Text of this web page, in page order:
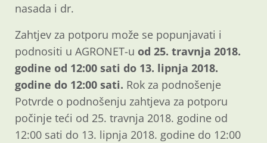
nasada i dr.
Zahtjev za potporu može se popunjavati i
podnositi u AGRONET-u od 25. travnja 2018.
godine od 12:00 sati do 13. lipnja 2018.
godine do 12:00 sati. Rok za podnošenje
Potvrde o podnošenju zahtjeva za potporu
počinje teći od 25. travnja 2018. godine od
12:00 sati do 13. lipnja 2018. godine do 12:00